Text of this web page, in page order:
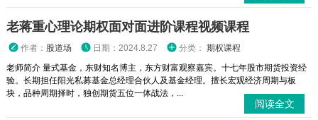
老蒋重心理论期权面对面进阶课程视频课程
作者： 股道场 日期：2024.8.27 分类： 期权课程
老师简介 量式基金，东财知名博主，东方财富观察嘉宾。十七年股市期货投资经
验。长期担任阳光私募基金总经理合伙人及基金经理。擅长宏观经济周期与板
块，品种周期择时，独创期货五位一体战法，...
阅读全文